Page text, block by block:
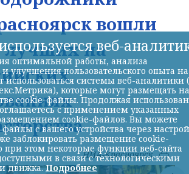
вошли
лучших на
НИА-Красноярск
веб-
оптимальной работы, анализа
улучшения пользовательского опыта на
использоваться системы веб-аналитики
которые могут размещать на
cookie-файлы. Продолжая
с применением указанных
cookie-файлов. Вы можете
с вашего устройства через
заблокировать размещение cookie-
при этом некоторые функции веб-сайта
в связи с технологическими
движка.Подробнее